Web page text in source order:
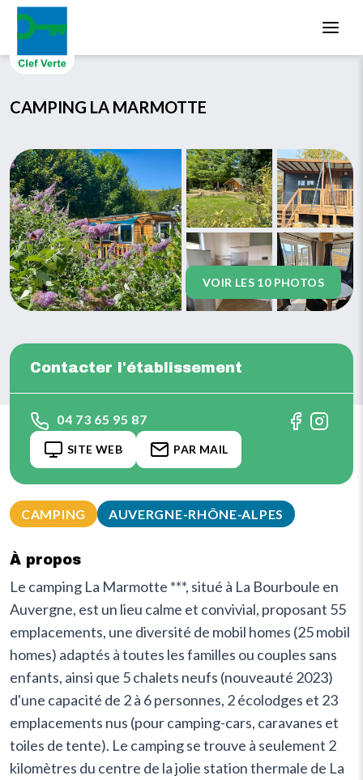
CAMPING LA MARMOTTE
VOIR LES 10 PHOTOS
CAMPING AUVERGNE-RHÔNE-ALPES
À propos
Le camping La Marmotte ***, situé à La Bourboule en
Auvergne, est un lieu calme et convivial, proposant 55
emplacements, une diversité de mobil homes (25 mobil
homes) adaptés à toutes les familles ou couples sans
enfants, ainsi que 5 chalets neufs (nouveauté 2023)
d'une capacité de 2 à 6 personnes, 2 écolodges et 23
emplacements nus (pour camping-cars, caravanes et
toiles de tente). Le camping se trouve à seulement 2
kilomètres du centre de la jolie station thermale de La
Contacter l'établissement
04 73 65 95 87
SITE WEB PAR MAIL